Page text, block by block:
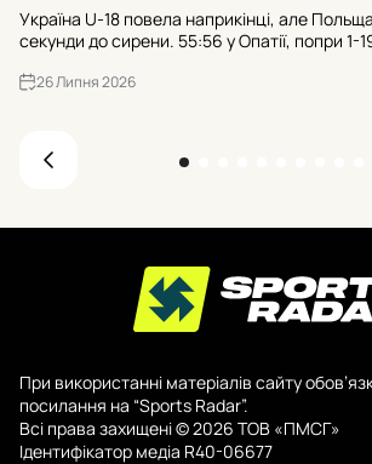
Україна U-18 повела наприкінці, але
секунди до сирени. 55:56 у Опатії, попри 1-
26 Липня 2026
При використанні матеріалів сайту
посилання на “Sports Radar”.
Всі права захищені © 2026 ТОВ «ПМСГ»
Ідентифікатор медіа R40-06677